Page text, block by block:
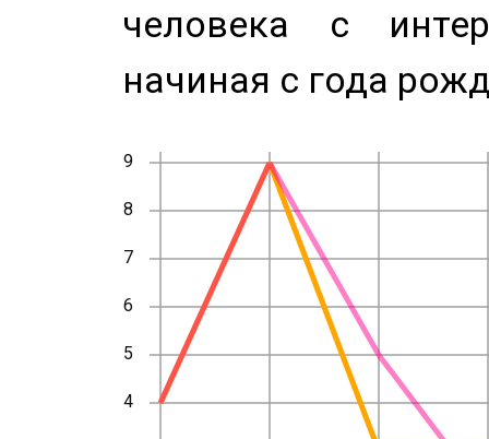
человека с
начиная с года